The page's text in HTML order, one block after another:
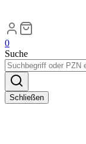
0
Suche
Schließen